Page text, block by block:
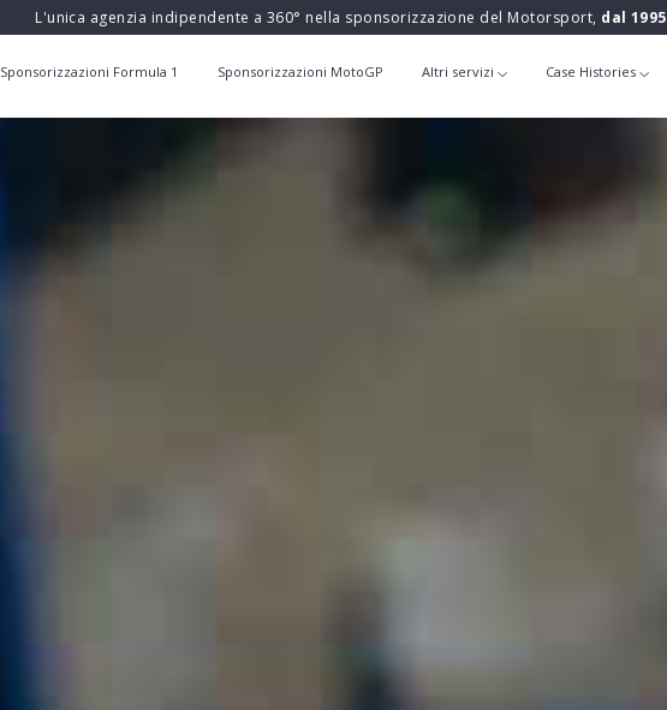
L'unica agenzia indipendente a 360° nella sponsorizzazione del Motorsport, dal 1995
Sponsorizzazioni Formula 1 Sponsorizzazioni MotoGP Altri servizi Case Histories